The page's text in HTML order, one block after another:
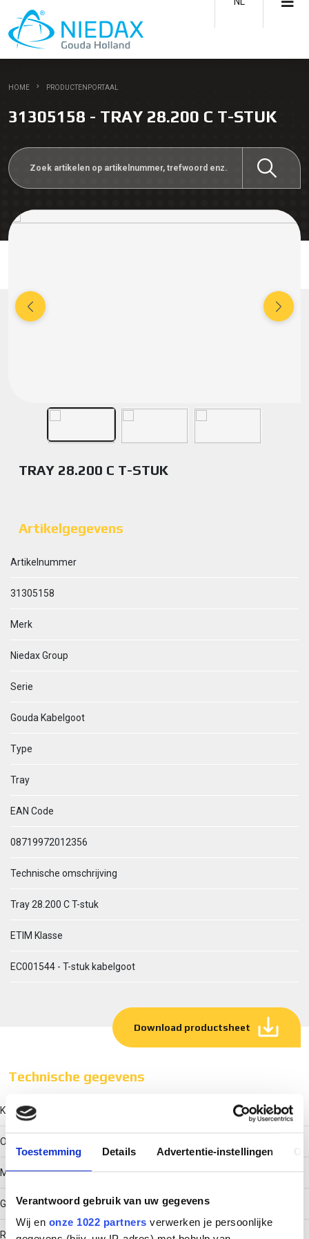
Toestemming Details Advertentie-instellingen
Verantwoord gebruik van uw gegevens
Wij en onze 1022 partners verwerken je persoonlijke
HOME PRODUCTENPORTAAL
31305158 - TRAY 28.200 C T-STUK
TRAY 28.200 C T-STUK
Artikelgegevens
Artikelnummer
31305158
Merk
Niedax Group
Serie
Gouda Kabelgoot
Type
Tray
EAN Code
08719972012356
Technische omschrijving
Tray 28.200 C T-stuk
ETIM Klasse
EC001544 - T-stuk kabelgoot
Download productsheet
Technische gegevens
Kleur
Overig
Model
Geïntegreerde verbinder
RAL-nummer